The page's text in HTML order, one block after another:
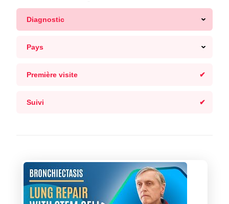
Diagnostic
Pays
Première visite
Suivi